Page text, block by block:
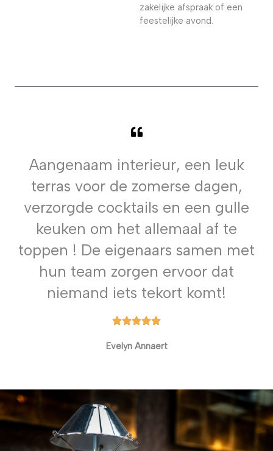
zakelijke afspraak of een
feestelijke avond.
Aangenaam interieur, een leuk
terras voor de zomerse dagen,
verzorgde cocktails en een gulle
keuken om het allemaal af te
toppen ! De eigenaars samen met
hun team zorgen ervoor dat
niemand iets tekort komt!
Evelyn Annaert